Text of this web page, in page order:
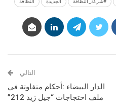
التالي
الدار البيضاء :أحكام متفاوتة في
ملف احتجاجات “جيل زيد 212”